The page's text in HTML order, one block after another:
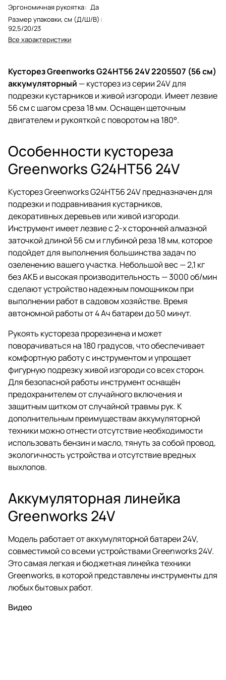
Эргономичная рукоятка: Да
Размер упаковки, см (Д/Ш/В) :
92,5/20/23
Все характеристики
Кусторез Greenworks G24HT56 24V 2205507 (56 см)
аккумуляторный — кусторез из серии 24V для
подрезки кустарников и живой изгороди. Имеет лезвие
56 см с шагом среза 18 мм. Оснащен щеточным
двигателем и рукояткой с поворотом на 180°.
Особенности кустореза
Greenworks G24HT56 24V
Кусторез Greenworks G24HT56 24V предназначен для
подрезки и подравнивания кустарников,
декоративных деревьев или живой изгороди.
Инструмент имеет лезвие с 2-х сторонней алмазной
заточкой длиной 56 см и глубиной реза 18 мм, которое
подойдет для выполнения большинства задач по
озеленению вашего участка. Небольшой вес — 2,1 кг
без АКБ и высокая производительность — 3000 об/мин
сделают устройство надежным помощником при
выполнении работ в садовом хозяйстве. Время
автономной работы от 4 Ач батареи до 50 минут.
Рукоять кустореза прорезинена и может
поворачиваться на 180 градусов, что обеспечивает
комфортную работу с инструментом и упрощает
фигурную подрезку живой изгороди со всех сторон.
Для безопасной работы инструмент оснащён
предохранителем от случайного включения и
защитным щитком от случайной травмы рук. К
дополнительным преимуществам аккумуляторной
техники можно отнести отсутствие необходимости
использовать бензин и масло, тянуть за собой провод,
экологичность устройства и отсутствие вредных
выхлопов.
Аккумуляторная линейка
Greenworks 24V
Модель работает от аккумуляторной батареи 24V,
совместимой со всеми устройствами Greenworks 24V.
Это самая легкая и бюджетная линейка техники
Greenworks, в которой представлены инструменты для
любых бытовых работ.
Видео